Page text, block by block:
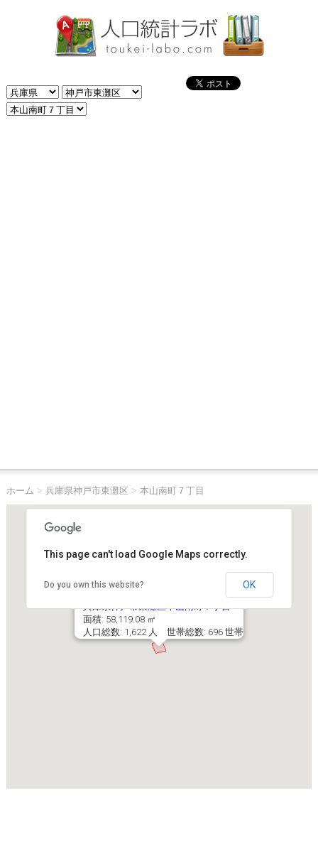
ホーム > 兵庫県神戸市東灘区 > 本山南町７丁目
兵庫県神戸市東灘区本山南町７丁目
面積: 58,119.08 ㎡
人口総数: 1,622 人 世帯総数: 696 世帯
This page can't load Google Maps correctly.
Do you own this website? OK